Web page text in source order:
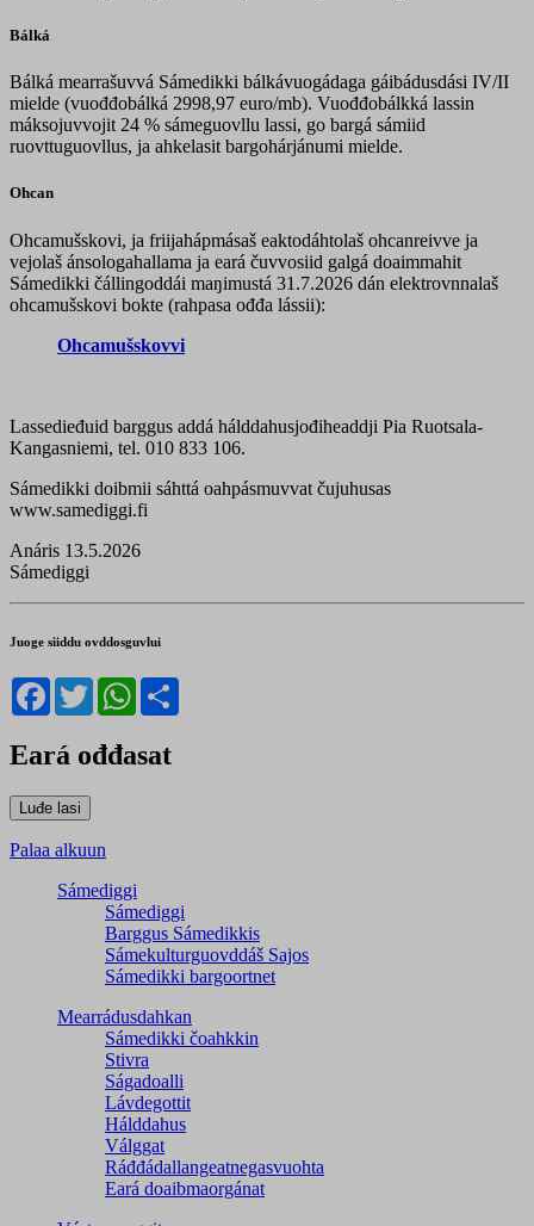
Bálká
Bálká mearrašuvvá Sámedikki bálkávuogádaga gáibádusdási IV/II
mielde (vuođđobálká 2998,97 euro/mb). Vuođđobálkká lassin
máksojuvvojit 24 % sámeguovllu lassi, go bargá sámiid
ruovttuguovllus, ja ahkelasit bargohárjánumi mielde.
Ohcan
Ohcamušskovi, ja friijahápmásaš eaktodáhtolaš ohcanreivve ja
vejolaš ánsologahallama ja eará čuvvosiid galgá doaimmahit
Sámedikki čállingoddái maŋimustá 31.7.2026 dán elektrovnnalaš
ohcamušskovi bokte (rahpasa ođđa lássii):
Ohcamušskovvi
Lassedieđuid barggus addá hálddahusjođiheaddji Pia Ruotsala-
Kangasniemi, tel. 010 833 106.
Sámedikki doibmii sáhttá oahpásmuvvat čujuhusas
www.samediggi.fi
Anáris 13.5.2026
Sámediggi
Juoge siiddu ovddosguvlui
Facebook
TwitterWhatsApp
Eará ođđasat
Palaa alkuun
Sámediggi
Sámediggi
Barggus Sámedikkis
Sámekulturguovddáš Sajos
Sámedikki bargoortnet
Mearrádusdahkan
Sámedikki čoahkkin
Stivra
Ságadoalli
Lávdegottit
Hálddahus
Válggat
Ráđđádallangeatnegas­vuohta
Eará doaibmaorgánat